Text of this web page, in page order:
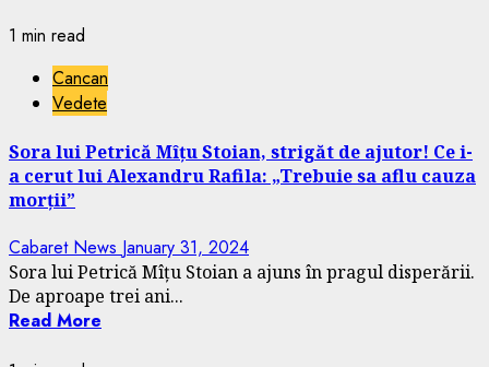
1 min read
Cancan
Vedete
Sora lui Petrică Mîțu Stoian, strigăt de ajutor! Ce i-
a cerut lui Alexandru Rafila: „Trebuie sa aflu cauza
morții”
Cabaret News January 31, 2024
Sora lui Petrică Mîțu Stoian a ajuns în pragul disperării.
De aproape trei ani...
Read More